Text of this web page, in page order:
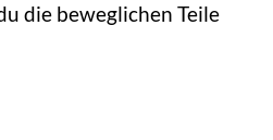
die beweglichen Teile